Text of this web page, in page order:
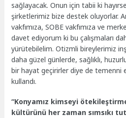
sağlayacak. Onun için tabii ki
şirketlerimiz bize destek oluyorlar.
vakfımıza, SOBE vakfımıza ve
davet ediyorum ki bu çalışmaları
yürütebilelim. Otizmli bireylerimiz
daha güzel günlerde, sağlıklı,
bir hayat geçirirler diye de temenni
kullandı.
“Konyamız kimseyi
kültürünü her zaman sımsıkı